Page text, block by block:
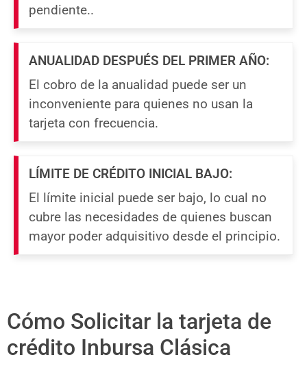
pendiente..
ANUALIDAD DESPUÉS DEL PRIMER AÑO:
El cobro de la anualidad puede ser un
inconveniente para quienes no usan la
tarjeta con frecuencia.
LÍMITE DE CRÉDITO INICIAL BAJO:
El límite inicial puede ser bajo, lo cual no
cubre las necesidades de quienes buscan
mayor poder adquisitivo desde el principio.
Cómo Solicitar la tarjeta de
crédito Inbursa Clásica